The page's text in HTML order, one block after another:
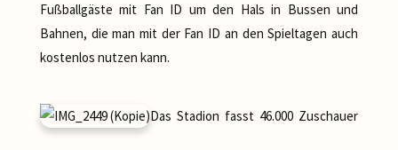
Fußballgäste mit Fan ID um den Hals in Bussen und
Bahnen, die man mit der Fan ID an den Spieltagen auch
kostenlos nutzen kann.
Das Stadion fasst 46.000 Zuschauer